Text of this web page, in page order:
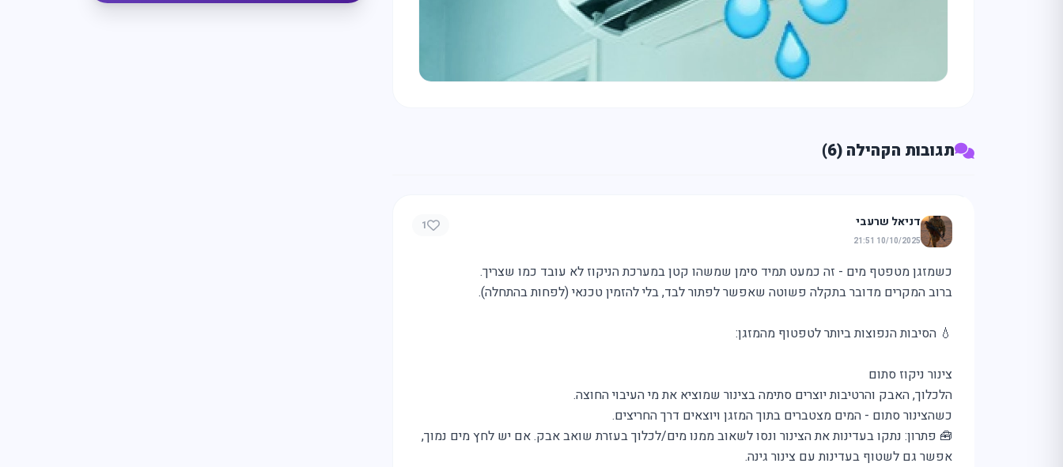
תגובות הקהילה (6)
דניאל שרעבי
10/10/2025 21:51
1
כשמזגן מטפטף מים - זה כמעט תמיד סימן שמשהו קטן במערכת הניקוז לא עובד כמו שצריך.
ברוב המקרים מדובר בתקלה פשוטה שאפשר לפתור לבד, בלי להזמין טכנאי (לפחות בהתחלה).
💧 הסיבות הנפוצות ביותר לטפטוף מהמזגן:
צינור ניקוז סתום
הלכלוך, האבק והרטיבות יוצרים סתימה בצינור שמוציא את מי העיבוי החוצה.
כשהצינור סתום - המים מצטברים בתוך המזגן ויוצאים דרך החריצים.
🧰 פתרון: נתקו בעדינות את הצינור ונסו לשאוב ממנו מים/לכלוך בעזרת שואב אבק. אם יש לחץ מים נמוך,
אפשר גם לשטוף בעדינות עם צינור גינה.